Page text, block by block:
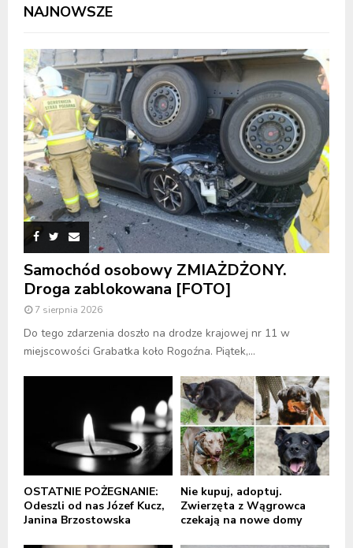
NAJNOWSZE
Samochód osobowy ZMIAŻDŻONY.
Droga zablokowana [FOTO]
7 sierpnia 2026
Do tego zdarzenia doszło na drodze krajowej nr 11 w
miejscowości Grabatka koło Rogoźna. Piątek,...
OSTATNIE POŻEGNANIE:
Odeszli od nas Józef Kucz,
Janina Brzostowska
Nie kupuj, adoptuj.
Zwierzęta z Wągrowca
czekają na nowe domy